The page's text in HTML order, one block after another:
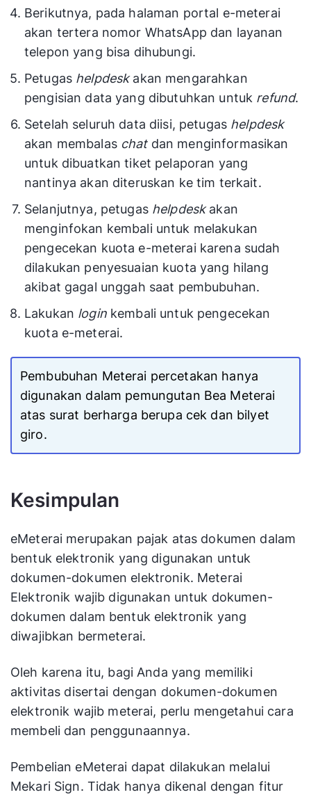
Berikutnya, pada halaman portal e-meterai
akan tertera nomor WhatsApp dan layanan
telepon yang bisa dihubungi.
Petugas helpdeskakan mengarahkan
pengisian data yang dibutuhkan untuk refund.
Setelah seluruh data diisi, petugas helpdesk
akan membalas chatdan menginformasikan
untuk dibuatkan tiket pelaporan yang
nantinya akan diteruskan ke tim terkait.
Selanjutnya, petugas helpdeskakan
menginfokan kembali untuk melakukan
pengecekan kuota e-meterai karena sudah
dilakukan penyesuaian kuota yang hilang
akibat gagal unggah saat pembubuhan.
Lakukan loginkembali untuk pengecekan
kuota e-meterai.
Pembubuhan Meterai percetakan hanya
digunakan dalam pemungutan Bea Meterai
atas surat berharga berupa cek dan bilyet
giro.
Kesimpulan
eMeterai merupakan pajak atas dokumen dalam
bentuk elektronik yang digunakan untuk
dokumen-dokumen elektronik. Meterai
Elektronik wajib digunakan untuk dokumen-
dokumen dalam bentuk elektronik yang
diwajibkan bermeterai.
Oleh karena itu, bagi Anda yang memiliki
aktivitas disertai dengan dokumen-dokumen
elektronik wajib meterai, perlu mengetahui cara
membeli dan penggunaannya.
Pembelian eMeterai dapat dilakukan melalui
Mekari Sign. Tidak hanya dikenal dengan fitur